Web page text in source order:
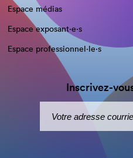
Espace médias
Espace exposant·e⋅s
Espace professionnel·le⋅s
Inscrivez-